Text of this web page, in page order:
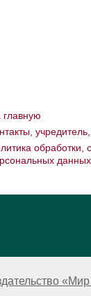
«Мир
главную
обработки,
данных